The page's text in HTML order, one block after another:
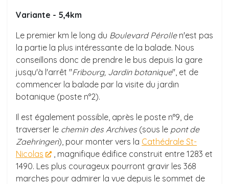
Variante - 5,4km
Le premier km le long du Boulevard Pérollen'est pas
la partie la plus intéressante de la balade. Nous
conseillons donc de prendre le bus depuis la gare
jusqu'à l'arrêt "Fribourg, Jardin botanique", et de
commencer la balade par la visite du jardin
botanique (poste n°2).
Il est également possible, après le poste n°9, de
traverser le chemin des Archives (sous le pont de
Zaehringen), pour monter vers la Cathédrale St-
Nicolas
, magnifique édifice construit entre 1283 et
1490. Les plus courageux pourront gravir les 368
marches pour admirer la vue depuis le sommet de